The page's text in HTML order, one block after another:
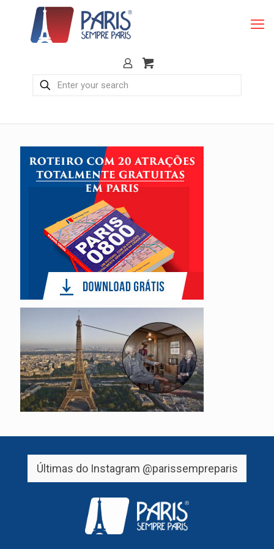
Últimas do Instagram @parissempreparis